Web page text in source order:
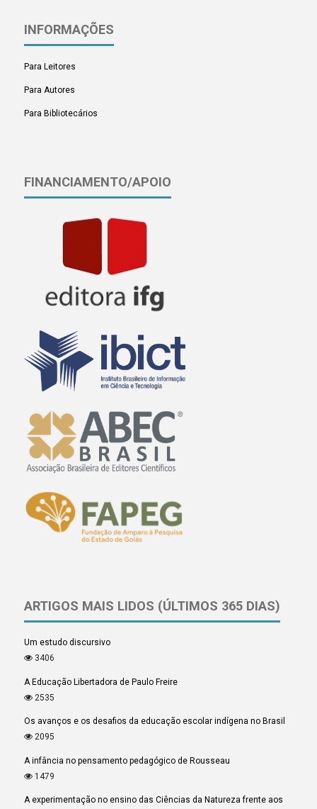
INFORMAÇÕES
Para Leitores
Para Autores
Para Bibliotecários
FINANCIAMENTO/APOIO
ARTIGOS MAIS LIDOS (ÚLTIMOS 365 DIAS)
Um estudo discursivo
3406
A Educação Libertadora de Paulo Freire
2535
Os avanços e os desafios da educação escolar indígena no Brasil
2095
A infância no pensamento pedagógico de Rousseau
1479
A experimentação no ensino das Ciências da Natureza frente aos